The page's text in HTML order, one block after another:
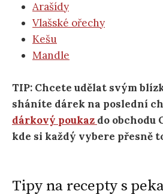
Arašídy
Vlašské ořechy
Kešu
Mandle
TIP: Chcete udělat svým
sháníte dárek na poslední
dárkový poukaz do obchodu
kde si každý vybere přesně
Tipy na recepty s